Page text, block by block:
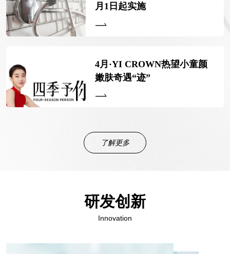
月1日起实施
4月·YI CROWN热望小童颜
嫩肤奇遇“迹”
了解更多
研发创新
Innovation